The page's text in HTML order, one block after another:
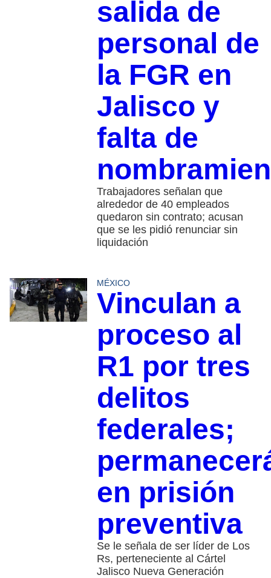
salida de
personal de
la FGR en
Jalisco y
falta de
Trabajadores señalan que
alrededor de 40 empleados
quedaron sin contrato; acusan
que se les pidió renunciar sin
liquidación
MÉXICO
Vinculan a
proceso al
R1 por tres
delitos
federales;
en prisión
preventiva
Se le señala de ser líder de Los
Rs, perteneciente al Cártel
Jalisco Nueva Generación